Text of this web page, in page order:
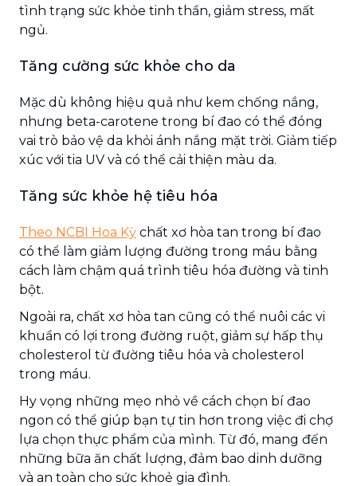
tình trạng sức khỏe tinh thần, giảm stress, mất
ngủ.
Tăng cường sức khỏe cho da
Mặc dù không hiệu quả như kem chống nắng,
nhưng beta-carotene trong bí đao có thể đóng
vai trò bảo vệ da khỏi ánh nắng mặt trời. Giảm tiếp
xúc với tia UV và có thể cải thiện màu da.
Tăng sức khỏe hệ tiêu hóa
Theo NCBI Hoa Kỳ chất xơ hòa tan trong bí đao
có thể làm giảm lượng đường trong máu bằng
cách làm chậm quá trình tiêu hóa đường và tinh
bột.
Ngoài ra, chất xơ hòa tan cũng có thể nuôi các vi
khuẩn có lợi trong đường ruột, giảm sự hấp thụ
cholesterol từ đường tiêu hóa và cholesterol
trong máu.
Hy vọng những mẹo nhỏ về cách chọn bí đao
ngon có thể giúp bạn tự tin hơn trong việc đi chợ
lựa chọn thực phẩm của mình. Từ đó, mang đến
những bữa ăn chất lượng, đảm bao dinh dưỡng
và an toàn cho sức khoẻ gia đình.